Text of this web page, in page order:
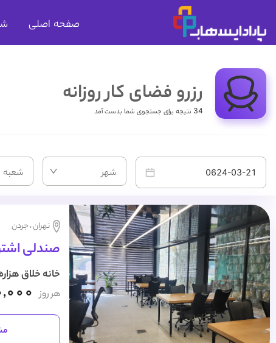
صفحه اصلی
رزرو فضای کار روزانه
34 نتیجه برای جستجوی شما بدست آمد
شهر شعبه
تهران ، جردن
صندلی
شاپ
خانه خلاق هزاره
هر روز